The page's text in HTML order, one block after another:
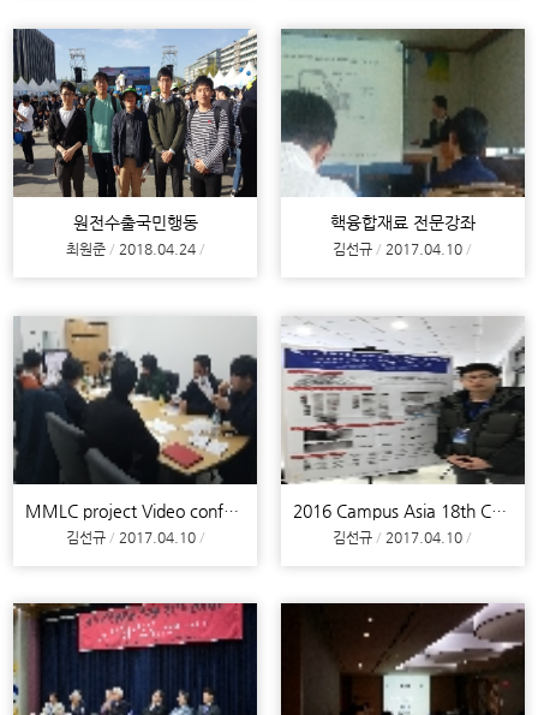
원전수출국민행동
최원준 2018.04.24
핵융합재료 전문강좌
김선규 2017.04.10
MMLC project Video conference with MIT, UNIST
김선규 2017.04.10
2016 Campus Asia 18th CSS EEST
김선규 2017.04.10